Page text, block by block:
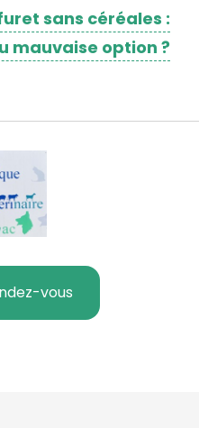
sans céréales :
mauvaise option ?
vous